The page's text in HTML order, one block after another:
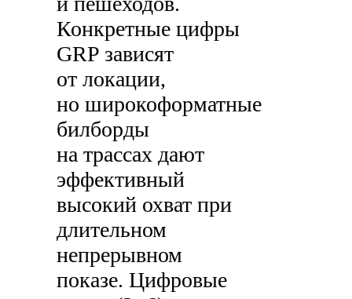
Конкретные цифры
GRP зависят
от локации,
но широкоформатные
билборды
на трассах дают
эффективный
высокий охват при
длительном
непрерывном
показе. Цифровые